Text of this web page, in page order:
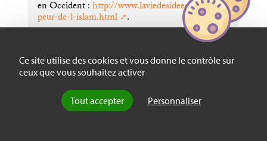
Ce site utilise des cookies et vous donne le contrôle sur
ceux que vous souhaitez activer
Tout accepter Personnaliser
en Occident :http://www.laviedesidees.fr/La-
peur-de-l-islam.html
.
Un article de Jocelyne Césari sur l’islam en
diplomatique.fr/2000/04/CESARI/13696 .
Un essai d’Henry Laurens sur le
Un dossier sur l’Europe et la Turquie :